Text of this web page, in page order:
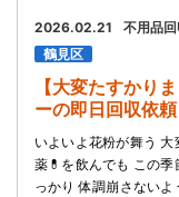
2026.02.21 不用品
鶴見区
【大変たすかり
ーの即日回収依頼
いよいよ花粉が舞う
薬💊を飲んでも この
っかり 体調崩さない